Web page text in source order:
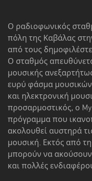
Αττική
Δυτική
Ελλάδα
Δυτική
Μακεδονία
Ήπειρος
Θεσσαλία
Ιόνια
νησιά
Ο ραδιοφωνικός
πόλη της Καβάλας
από τους
Ο σταθμός
μουσικής
ευρύ φάσμα μουσικών
και ηλεκτρονική
προσαρμοστικός, ο
πρόγραμμα που
ακολουθεί αυστηρά
μουσική. Εκτός από
μπορούν να ακούσουν
και πολλές